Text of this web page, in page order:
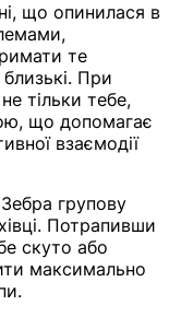
що опинилася в
те
При
тільки тебе,
що допомагає
взаємодії
групову
Потрапивши
скуто або
максимально